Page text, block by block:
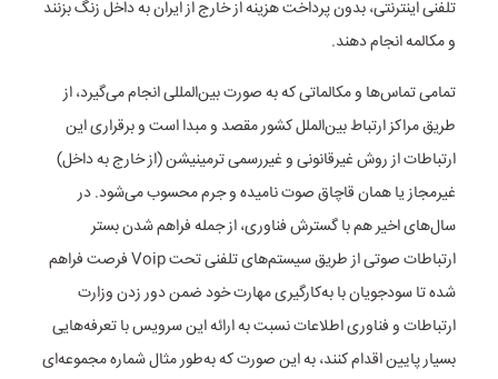
تلفنی اینترنتی، بدون پرداخت هزینه از خارج از ایران به داخل زنگ بزنند
و مکالمه انجام دهند.
تمامی تماس‌ها و مکالماتی که به صورت بین‌المللی انجام می‌گیرد، از
طریق مراکز ارتباط بین‌الملل کشور مقصد و مبدا است و برقراری این
ارتباطات از روش غیرقانونی و غیررسمی ترمینیشن (از خارج به داخل)
غیرمجاز یا همان قاچاق صوت نامیده و جرم محسوب می‌شود. در
سال‌های اخیر هم با گسترش فناوری، از جمله فراهم شدن بستر
ارتباطات صوتی از طریق سیستم‌های تلفنی تحت Voip فرصت فراهم
شده تا سودجویان با به‌کارگیری مهارت خود ضمن دور زدن وزارت
ارتباطات و فناوری اطلاعات نسبت به ارائه این سرویس با تعرفه‌هایی
بسیار پایین اقدام کنند، به این صورت که به‌طور مثال شماره مجموعه‌ای